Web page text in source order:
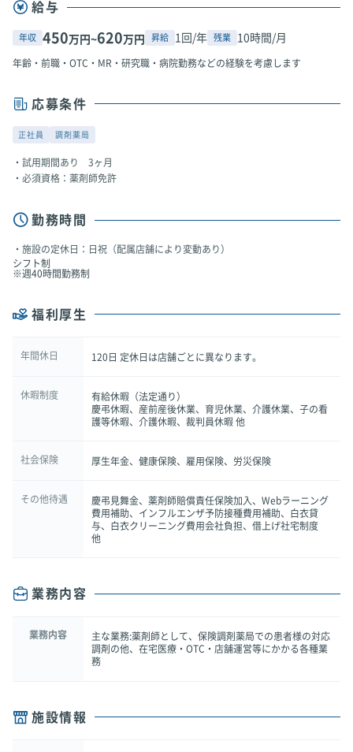
給与
年収 450万円~620万円 昇給 1回/年 残業 10時間/月
年齢・前職・OTC・MR・研究職・病院勤務などの経験を考慮します
応募条件
正社員 調剤薬局
試用期間あり 3ヶ月
必須資格：薬剤師免許
勤務時間
施設の定休日：日祝（配属店舗により変動あり）
シフト制
※週40時間勤務制
福利厚生
年間休日 120日 定休日は店舗ごとに異なります。
休暇制度
有給休暇（法定通り）
慶弔休暇、産前産後休業、育児休業、介護休業、子の看
護等休暇、介護休暇、裁判員休暇 他
社会保険 厚生年金、健康保険、雇用保険、労災保険
その他待遇
慶弔見舞金、薬剤師賠償責任保険加入、Webラーニング
費用補助、インフルエンザ予防接種費用補助、白衣貸
与、白衣クリーニング費用会社負担、借上げ社宅制度
他
業務内容
業務内容
主な業務:薬剤師として、保険調剤薬局での患者様の対応
調剤の他、在宅医療・OTC・店舗運営等にかかる各種業
務
施設情報